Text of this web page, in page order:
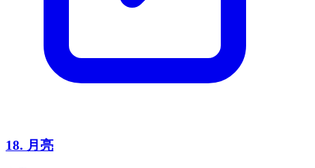
18. 月亮